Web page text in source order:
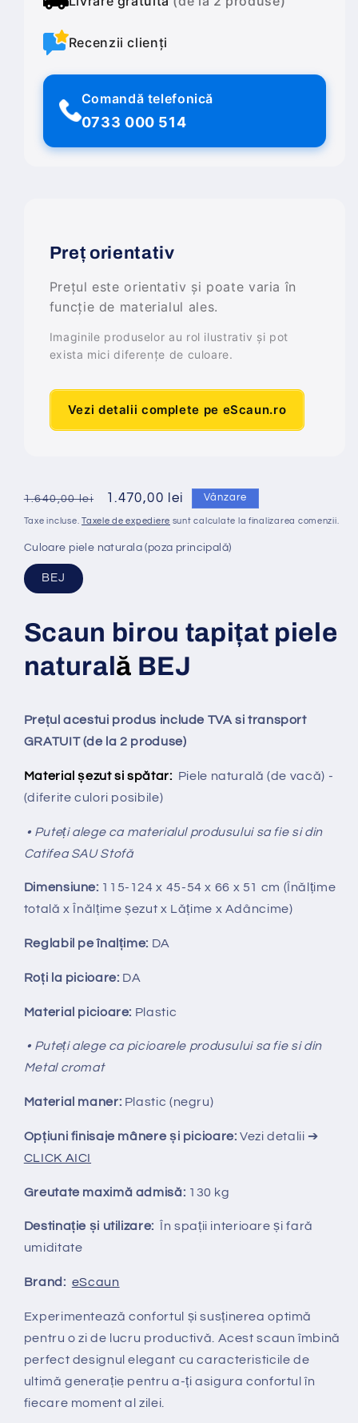
Recenzii clienți
Comandă telefonică
0733 000 514
Preț orientativ
Prețul este orientativ și poate varia în
funcție de materialul ales.
Imaginile produselor au rol ilustrativ și pot
exista mici diferențe de culoare.
Vezi detalii complete pe eScaun.ro
Preț
obișnuit
1.640,00 lei
Preț
redus
1.470,00 lei Vânzare
Taxe incluse.Taxele de expediere sunt calculate la finalizarea comenzii.
Culoare piele naturala (poza principală)
BEJ
Scaun birou tapițat piele
naturală BEJ
Prețul acestui produs include TVA si transport
GRATUIT (de la 2 produse)
Material șezut si spătar: Piele naturală (de vacă) -
(diferite culori posibile)
• Puteți alege ca materialul produsului sa fie si din
Catifea SAU Stofă
Dimensiune: 115-124x 45-54 x 66 x 51 cm (Înălțime
totală x Înălțime șezut x Lățime x Adâncime)
Reglabil peînal țime: DA
Roți la picioare: DA
Material picioare: Plastic
• Puteți alege ca picioarele produsului sa fie si din
Metal cromat
Material maner: Plastic (negru)
Opțiuni finisaje mânere și picioare:Vezi detalii ➔
CLICK AICI
Greutate maximă admisă: 130 kg
Destinație și utilizare: În spații interioare și fară
umiditate
Brand: eScaun
Experimentează confortul și susținerea optimă
pentru o zi de lucru productivă. Acest scaun îmbină
perfect designul elegant cu caracteristicile de
ultimă generație pentru a-ți asigura confortul în
fiecare moment al zilei.